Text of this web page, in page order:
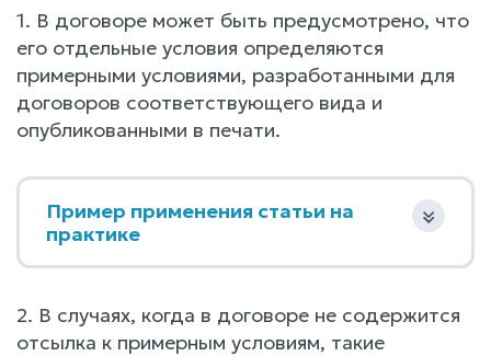
1. В договоре может быть предусмотрено, что
его отдельные условия определяются
примерными условиями, разработанными для
договоров соответствующего вида и
опубликованными в печати.
Пример применения статьи на
практике
2. В случаях, когда в договоре не содержится
отсылка к примерным условиям, такие